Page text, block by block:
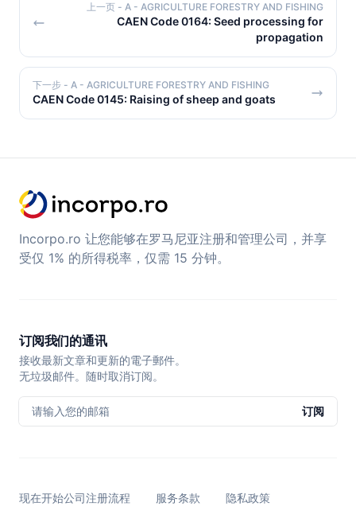
上一页 - A - AGRICULTURE FORESTRY AND FISHING
CAEN Code 0164: Seed processing for
propagation
下一步 - A - AGRICULTURE FORESTRY AND FISHING
CAEN Code 0145: Raising of sheep and goats
Incorpo.ro 让您能够在罗马尼亚注册和管理公司，并享
受仅 1% 的所得税率，仅需 15 分钟。
订阅我们的通讯
接收最新文章和更新的電子郵件。
无垃圾邮件。随时取消订阅。
请输入您的邮箱 订阅
现在开始公司注册流程 服务条款
隐私政策